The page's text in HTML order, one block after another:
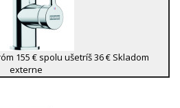
155 € spolu ušetríš 36 € Skladom
externe